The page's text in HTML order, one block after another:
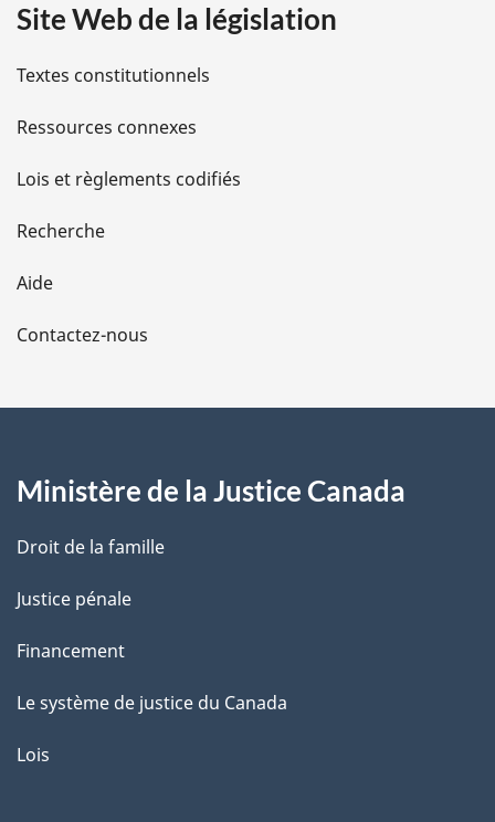
i
l
s
d
e
l
a
e
Site Web de la législation
Textes constitutionnels
Ressources connexes
Lois et règlements codifiés
Recherche
Aide
Contactez-nous
Ministère de la Justice Canada
Droit de la famille
Justice pénale
Financement
Le système de justice du Canada
Lois